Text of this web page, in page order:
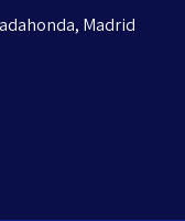
Madrid